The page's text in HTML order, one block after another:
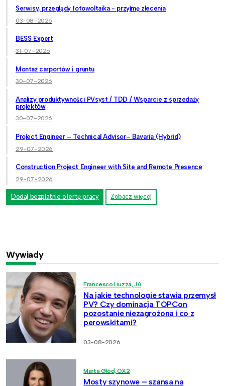
Serwisy, przeglądy fotowoltaika - przyjmę zlecenia
03-08-2026
BESS Expert
31-07-2026
Montaż carportów i gruntu
30-07-2026
Analizy produktywności PVsyst / TDD / Wsparcie z sprzedaży
projektów
30-07-2026
Project Engineer – Technical Advisor– Bavaria (Hybrid)
29-07-2026
Construction Project Engineer with Site and Remote Presence
29-07-2026
Dodaj bezpłatnie ofertę pracy Zobacz więcej
Wywiady
Francesco Liuzza, JA
Na jakie technologie stawia przemysł
PV? Czy dominacja TOPCon
pozostanie niezagrożona i co z
perowskitami?
03-08-2026
Marta Głód, OX2
Mosty szynowe – szansa na